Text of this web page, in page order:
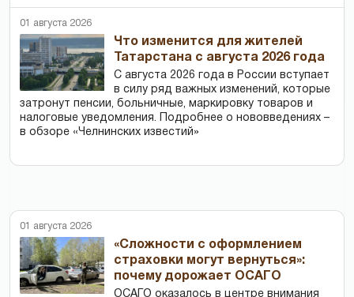
01 августа 2026
Что изменится для жителей
Татарстана с августа 2026 года
С августа 2026 года в России вступает
в силу ряд важных изменений, которые
затронут пенсии, больничные, маркировку товаров и
налоговые уведомления. Подробнее о нововведениях –
в обзоре «Челнинских известий»
01 августа 2026
«Сложности с оформлением
страховки могут вернуться»:
почему дорожает ОСАГО
ОСАГО оказалось в центре внимания